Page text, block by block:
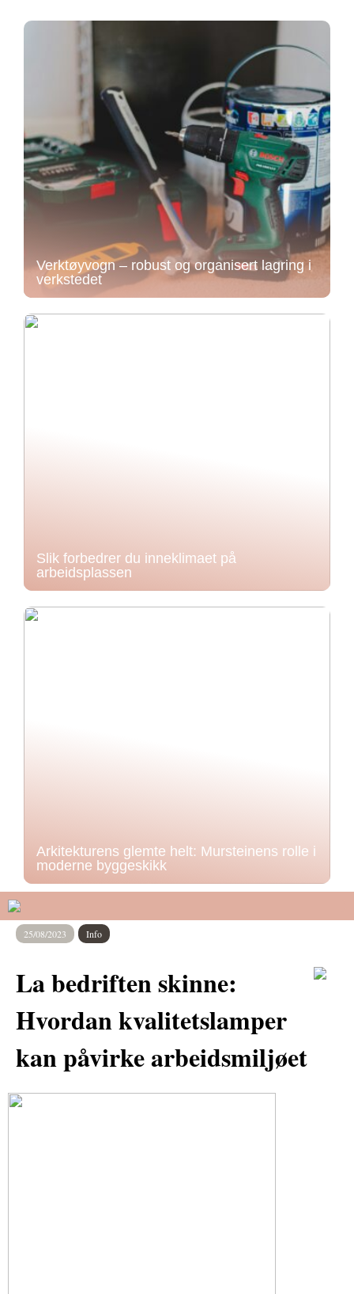
Verktøyvogn – robust og organisert lagring i
verkstedet
Slik forbedrer du inneklimaet på
arbeidsplassen
Arkitekturens glemte helt: Mursteinens rolle i
moderne byggeskikk
25/08/2023 Info
La bedriften skinne:
Hvordan kvalitetslamper
kan påvirke arbeidsmiljøet